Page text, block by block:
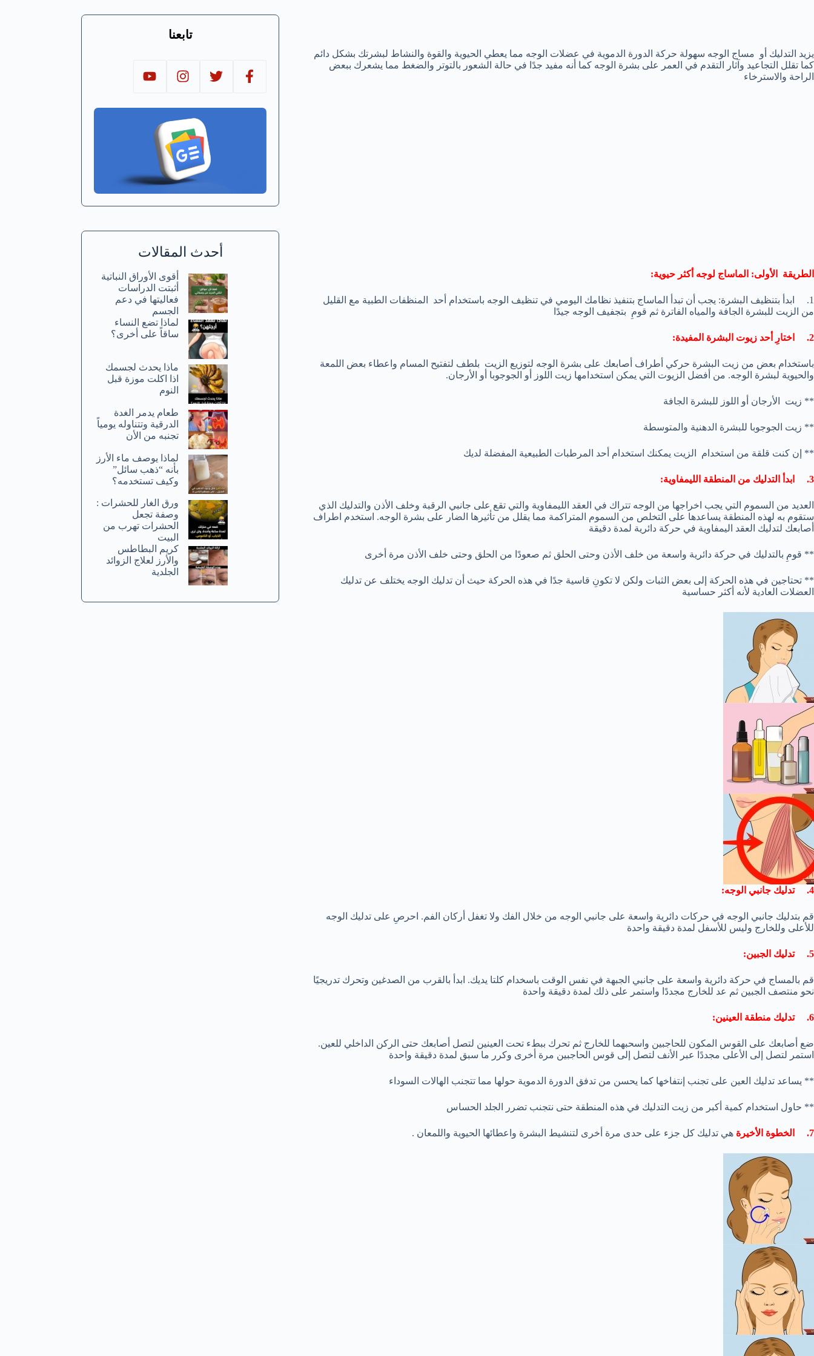
يزيد التدليك أو مساج الوجه سهولة حركة الدورة الدموية في عضلات الوجه مما يعطي الحيوية والقوة والنشاط لبشرتك بشكل دائم
كما تقلل التجاعيد وآثار التقدم في العمر على بشرة الوجه كما أنه مفيد جدًا في حالة الشعور بالتوتر والضغط مما يشعرك ببعض
الراحة والاسترخاء
الطريقة الأولى: الماساج لوجه أكثر حيوية:
1. ابدأ بتنظيف البشرة: يجب أن تبدأ الماساج بتنفيذ نظامك اليومي في تنظيف الوجه باستخدام أحد المنظفات الطبية مع القليل
من الزيت للبشرة الجافة والمياه الفاترة ثم قومِ بتجفيف الوجه جيدًا
2. اختارِ أحد زيوت البشرة المفيدة:
باستخدام بعض من زيت البشرة حركي أطراف أصابعك على بشرة الوجه لتوزيع الزيت بلطف لتفتيح المسام واعطاء بعض اللمعة
والحيوية لبشرة الوجه. من أفضل الزيوت التي يمكن استخدامها زيت اللوز أو الجوجوبا أو الأرجان.
** زيت الأرجان أو اللوز للبشرة الجافة
** زيت الجوجوبا للبشرة الدهنية والمتوسطة
** إن كنت قلقة من استخدام الزيت يمكنك استخدام أحد المرطبات الطبيعية المفضلة لديك
3. ابدأ التدليك من المنطقة الليمفاوية:
العديد من السموم التي يجب اخراجها من الوجه تتراك في العقد الليمفاوية والتي تقع على جانبي الرقبة وخلف الأذن والتدليك الذي
ستقوم به لهذه المنطقة يساعدها على التخلص من السموم المتراكمة مما يقلل من تأثيرها الضار على بشرة الوجه. استخدم اطراف
أصابعك لتدليك العقد اليمفاوية في حركة دائرية لمدة دقيقة
** قومِ بالتدليك في حركة دائرية واسعة من خلف الأذن وحتى الحلق ثم صعودًا من الحلق وحتى خلف الأذن مرة أخرى
** تحتاجين في هذه الحركة إلى بعض الثبات ولكن لا تكونِ قاسية جدًا في هذه الحركة حيث أن تدليك الوجه يختلف عن تدليك
العضلات العادية لأنه أكثر حساسية
4. تدليك جانبي الوجه:
قم بتدليك جانبي الوجه في حركات دائرية واسعة على جانبي الوجه من خلال الفك ولا تغفل أركان الفم. احرصِ على تدليك الوجه
للأعلى وللخارج وليس للأسفل لمدة دقيقة واحدة
5. تدليك الجبين:
قم بالمساج في حركة دائرية واسعة على جانبي الجبهة في نفس الوقت باسخدام كلتا يديك. ابدأ بالقرب من الصدغين وتحرك تدريجيًا
نحو منتصف الجبين ثم عد للخارج مجددًا واستمر على ذلك لمدة دقيقة واحدة
6. تدليك منطقة العينين:
ضع أصابعك على القوس المكون للحاجبين واسحبهما للخارج ثم تحرك ببطء تحت العينين لتصل أصابعك حتى الركن الداخلي للعين.
استمر لتصل إلى الأعلى مجددًا عبر الأنف لتصل إلى قوس الحاجبين مرة أخرى وكرر ما سبق لمدة دقيقة واحدة
** يساعد تدليك العين على تجنب إنتفاخها كما يحسن من تدفق الدورة الدموية حولها مما تتجنب الهالات السوداء
** حاول استخدام كمية أكبر من زيت التدليك في هذه المنطقة حتى نتجنب تضرر الجلد الحساس
7. الخطوة الأخيرة هي تدليك كل جزء على حدى مرة أخرى لتنشيط البشرة واعطائها الحيوية واللمعان .
تابعنا
أحدث المقالات
أقوى الأوراق النباتية
أثبتت الدراسات
فعاليتها في دعم
الجسم
لماذا تضع النساء
ساقاً على أخرى؟
ماذا يحدث لجسمك
اذا اكلت موزة قبل
النوم
طعام يدمر الغدة
الدرقية وتتناوله يومياً
تجنبه من الأن
لماذا يوصف ماء الأرز
بأنه “ذهب سائل”
وكيف تستخدمه؟
ورق الغار للحشرات :
وصفة تجعل
الحشرات تهرب من
البيت
كريم البطاطس
والأرز لعلاج الزوائد
الجلدية